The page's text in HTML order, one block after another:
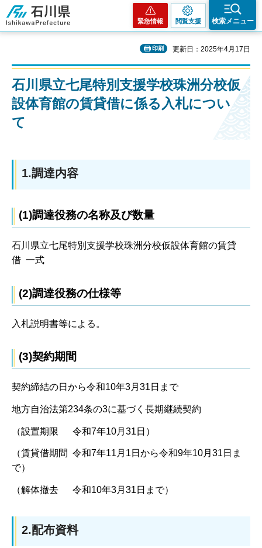
石川県
緊急情報 閲覧支援 検索メニュー
印刷 更新日：2025年4月17日
石川県立七尾特別支援学校珠洲分校仮
設体育館の賃貸借に係る入札につい
て
1.調達内容
(1)調達役務の名称及び数量
石川県立七尾特別支援学校珠洲分校仮設体育館の賃貸
借 一式
(2)調達役務の仕様等
入札説明書等による。
(3)契約期間
契約締結の日から令和10年3月31日まで
地方自治法第234条の3に基づく長期継続契約
（設置期限 令和7年10月31日）
（賃貸借期間 令和7年11月1日から令和9年10月31日ま
で）
（解体撤去 令和10年3月31日まで）
2.配布資料